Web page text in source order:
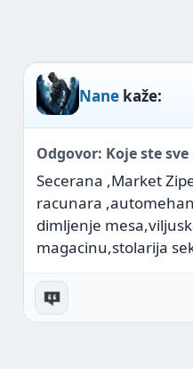
Nane kaže:
Odgovor: Koje ste
Secerana ,Market
racunara
dimljenje
magacinu,stolarija